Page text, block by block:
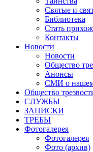
Святые и
Библиотека
Стать
Контакты
Новости
Новости
Общество
Анонсы
СМИ о
Общество
СЛУЖБЫ
ЗАПИСКИ
ТРЕБЫ
Фотогалерея
Фотогалерея
Фото (архив)